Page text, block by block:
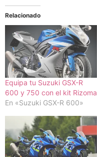
Relacionado
Equipa tu Suzuki GSX-R
600 y 750 con el kit Rizoma
En «Suzuki GSX-R 600»